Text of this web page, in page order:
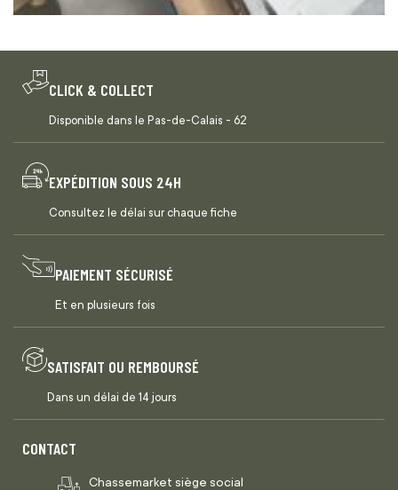
CLICK & COLLECT
Disponible dans le Pas-de-Calais - 62
EXPÉDITION SOUS 24H
Consultez le délai sur chaque fiche
PAIEMENT SÉCURISÉ
Et en plusieurs fois
SATISFAIT OU REMBOURSÉ
Dans un délai de 14 jours
CONTACT
Chassemarket siège social